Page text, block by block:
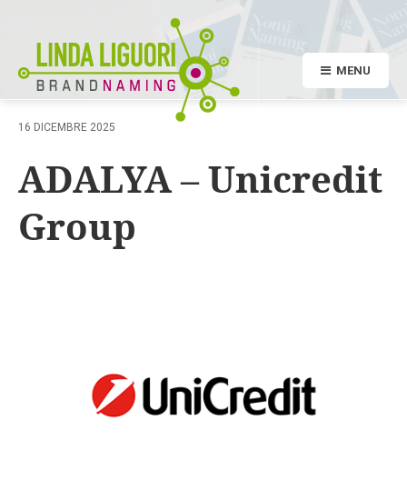
MENU
16 DICEMBRE 2025
ADALYA – Unicredit
Group